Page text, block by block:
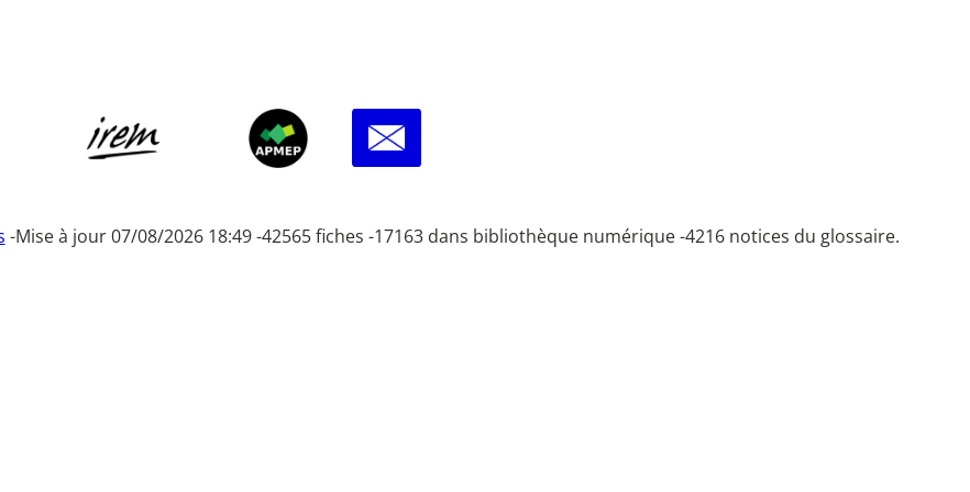
-Mise à jour 07/08/2026 18:49 -42565 fiches -17163 dans bibliothèque numérique -4216 notices du glossaire.